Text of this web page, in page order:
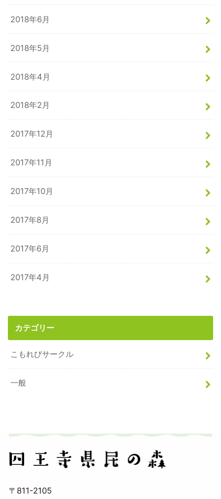
2018年6月
2018年5月
2018年4月
2018年2月
2017年12月
2017年11月
2017年10月
2017年8月
2017年6月
2017年4月
カテゴリー
こもれびサークル
一般
〒811-2105